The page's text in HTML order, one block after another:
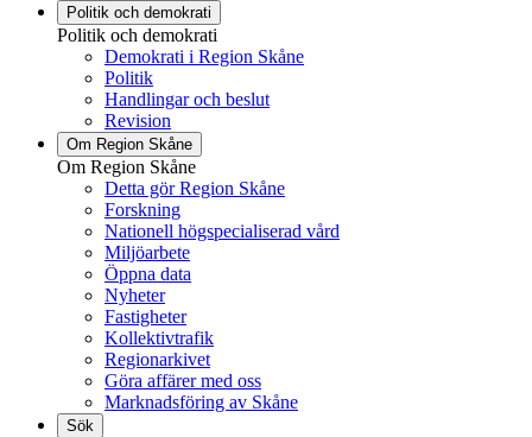
Politik och demokrati
Politik och demokrati
Demokrati i Region Skåne
Politik
Handlingar och beslut
Revision
Om Region Skåne
Om Region Skåne
Detta gör Region Skåne
Forskning
Nationell högspecialiserad vård
Miljöarbete
Öppna data
Nyheter
Fastigheter
Kollektivtrafik
Regionarkivet
Göra affärer med oss
Marknadsföring av Skåne
Sök